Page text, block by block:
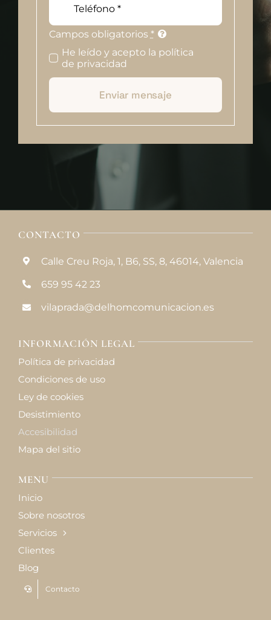
Campos obligatorios *
He leído y acepto la política
de privacidad
Enviar mensaje
CONTACTO
Calle Creu Roja, 1, B6, SS, 8, 46014, Valencia
659 95 42 23
vilaprada@delhomcomunicacion.es
INFORMACIÓN LEGAL
Política de privacidad
Condiciones de uso
Ley de cookies
Desistimiento
Accesibilidad
Mapa del sitio
MENU
Inicio
Sobre nosotros
Servicios
Clientes
Blog
Contacto